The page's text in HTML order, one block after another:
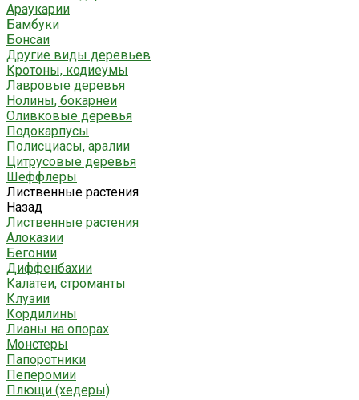
Араукарии
Бамбуки
Бонсаи
Другие виды деревьев
Кротоны, кодиеумы
Лавровые деревья
Нолины, бокарнеи
Оливковые деревья
Подокарпусы
Полисциасы, аралии
Цитрусовые деревья
Шеффлеры
Лиственные растения
Назад
Лиственные растения
Алоказии
Бегонии
Диффенбахии
Калатеи, строманты
Клузии
Кордилины
Лианы на опорах
Монстеры
Папоротники
Пеперомии
Плющи (хедеры)